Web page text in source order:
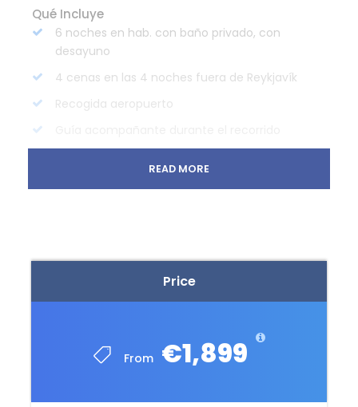
Price
From €1,899
Qué Incluye
6 noches en hab. con baño privado, con
desayuno
4 cenas en las 4 noches fuera de Reykjavík
Recogida aeropuerto
No Incluye
Comidas y Bebidas
READ MORE